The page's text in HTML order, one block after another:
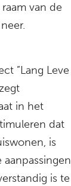
van de
”Lang Leve
in het
dat
is
is te